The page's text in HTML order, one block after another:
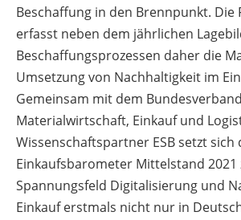
Beschaffung in den Brennpunkt. Die
erfasst neben dem jährlichen
Beschaffungsprozessen daher die
Umsetzung von Nachhaltigkeit im
Gemeinsam mit dem Bundesverband
Materialwirtschaft, Einkauf und
Wissenschaftspartner ESB setzt sich
Einkaufsbarometer Mittelstand 2021
Spannungsfeld Digitalisierung und
Einkauf erstmals nicht nur in